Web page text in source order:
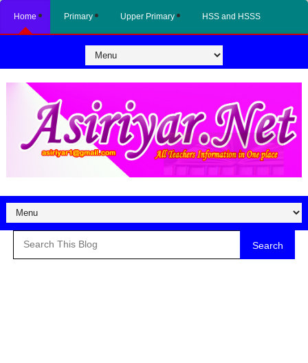
Home Primary Upper Primary HSS and HSSS
Search